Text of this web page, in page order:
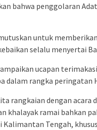
bahwa penggolaran
untuk
selalu menyertai
ucapan
dalam rangka
rangkaian dengan acara
khalayak ramai bahkan
Kalimantan Tengah,